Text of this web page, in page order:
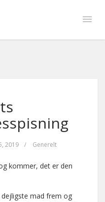
2019 / Generelt
kommer, det er den
mad frem og